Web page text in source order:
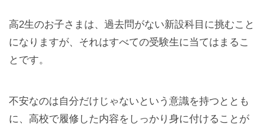
高2生のお子さまは、過去問がない新設科目に挑むこと
になりますが、それはすべての受験生に当てはまるこ
とです。
不安なのは自分だけじゃないという意識を持つととも
に、高校で履修した内容をしっかり身に付けることが